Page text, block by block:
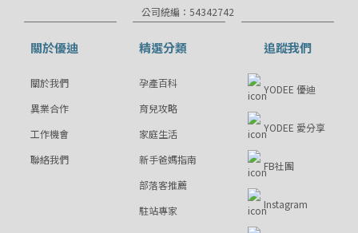
公司統編：54342742
關於優迪
關於我們
異業合作
工作機會
聯絡我們
精選分類
孕產百科
育兒攻略
家庭生活
新手爸媽指南
部落客推薦
駐站專家
追蹤我們
YODEE 優迪
YODEE 愛分享
FB社團
Instagram